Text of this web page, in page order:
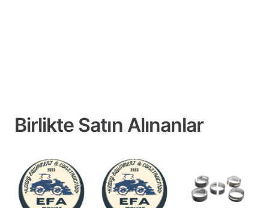
Birlikte Satın Alınanlar